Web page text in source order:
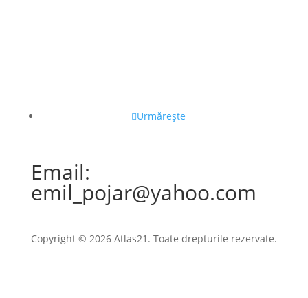
Urmărește
Email:
emil_pojar@yahoo.com
Copyright © 2026 Atlas21. Toate drepturile rezervate.